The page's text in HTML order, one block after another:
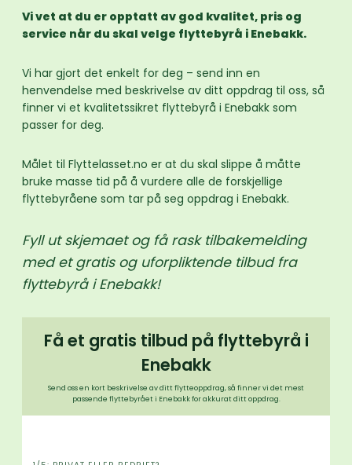
Vi vet at du er opptatt av god kvalitet, pris og
service når du skal velge flyttebyrå i Enebakk.
Vi har gjort det enkelt for deg – send inn en
henvendelse med beskrivelse av ditt oppdrag til oss, så
finner vi et kvalitetssikret flyttebyrå i Enebakk som
passer for deg.
Målet til Flyttelasset.no er at du skal slippe å måtte
bruke masse tid på å vurdere alle de forskjellige
flyttebyråene som tar på seg oppdrag i Enebakk.
Fyll ut skjemaet og få rask tilbakemelding
med et gratis og uforpliktende tilbud fra
flyttebyrå i Enebakk!
Få et gratis tilbud på flyttebyrå i
Enebakk
Send oss en kort beskrivelse av ditt flytteoppdrag, så finner vi det mest
passende flyttebyrået i Enebakk for akkurat ditt oppdrag.